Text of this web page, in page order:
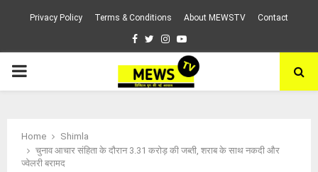
Privacy Policy Terms & Conditions About MEWSTV Contact
Facebook
TwitterInstagram
Youtube
PRIMARY
Home
Shimla
चुनाव आचार संहिता के दौरान 3.31 करोड़ की जब्ती, शराब के साथ नकदी और
ज्वेलरी बरामद